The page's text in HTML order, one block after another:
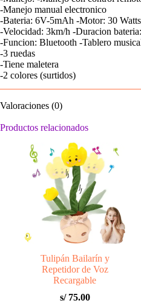
-Manejo manual electronico
-Bateria: 6V-5mAh -Motor: 30 Watts
-Velocidad: 3km/h -Duracion
-Funcion: Bluetooth -Tablero
-3 ruedas
-Tiene maletera
-2 colores (surtidos)
Valoraciones (0)
Productos relacionados
Tulipán Bailarín y
Repetidor de Voz
Recargable
s/75.00